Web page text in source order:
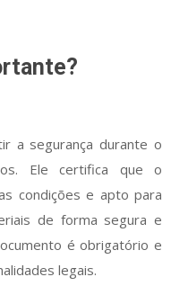
a segurança durante o
Ele certifica que o
condições e apto para
de forma segura e
é obrigatório e
legais.